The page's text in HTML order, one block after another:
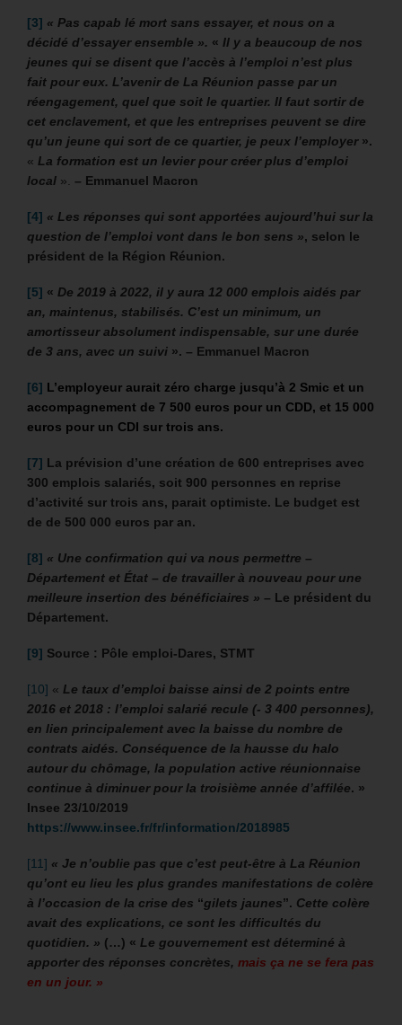
[3] « Pas capab lé mort sans essayer, et nous on a
décidé d’essayer ensemble ». « Il y a beaucoup de nos
jeunes qui se disent que l’accès à l’emploi n’est plus
fait pour eux. L’avenir de La Réunion passe par un
réengagement, quel que soit le quartier. Il faut sortir de
cet enclavement, et que les entreprises peuvent se dire
qu’un jeune qui sort de ce quartier, je peux l’employer».
« La formation est un levier pour créer plus d’emploi
local ». – Emmanuel Macron
[4] « Les réponses qui sont apportées aujourd’hui sur la
question de l’emploi vont dans le bon sens », selon le
président de la Région Réunion.
[5] « De 2019 à 2022, il y aura 12 000 emplois aidés par
an, maintenus, stabilisés. C’est un minimum, un
amortisseur absolument indispensable, sur une durée
de 3 ans, avec un suivi ». – Emmanuel Macron
[6] L’employeur aurait zéro charge jusqu’à 2 Smic et un
accompagnement de 7 500 euros pour un CDD, et 15 000
euros pour un CDI sur trois ans.
[7] La prévision d’une création de 600 entreprises avec
300 emplois salariés, soit 900 personnes en reprise
d’activité sur trois ans, parait optimiste. Le budget est
de de 500 000 euros par an.
[8] « Une confirmation qui va nous permettre –
Département et État – de travailler à nouveau pour une
meilleure insertion des bénéficiaires » – Le président du
Département.
[9] Source : Pôle emploi-Dares, STMT
[10] « Le taux d’emploi baisse ainsi de 2 points entre
2016 et 2018 : l’emploi salarié recule (- 3 400 personnes),
en lien principalement avec la baisse du nombre de
contrats aidés. Conséquence de la hausse du halo
autour du chômage, la population active réunionnaise
continue à diminuer pour la troisième année d’affilée. »
Insee 23/10/2019
https://www.insee.fr/fr/information/2018985
[11] « Je n’oublie pas que c’est peut-être à La Réunion
qu’ont eu lieu les plus grandes manifestations de colère
à l’occasion de la crise des “gilets jaunes”. Cette colère
avait des explications, ce sont les difficultés du
quotidien. » (…) « Le gouvernement est déterminé à
apporter des réponses concrètes, mais ça ne se fera pas
en un jour. »